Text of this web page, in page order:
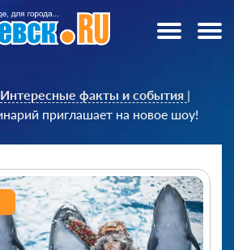
Интересные факты и события |
приглашает на новое шоу!